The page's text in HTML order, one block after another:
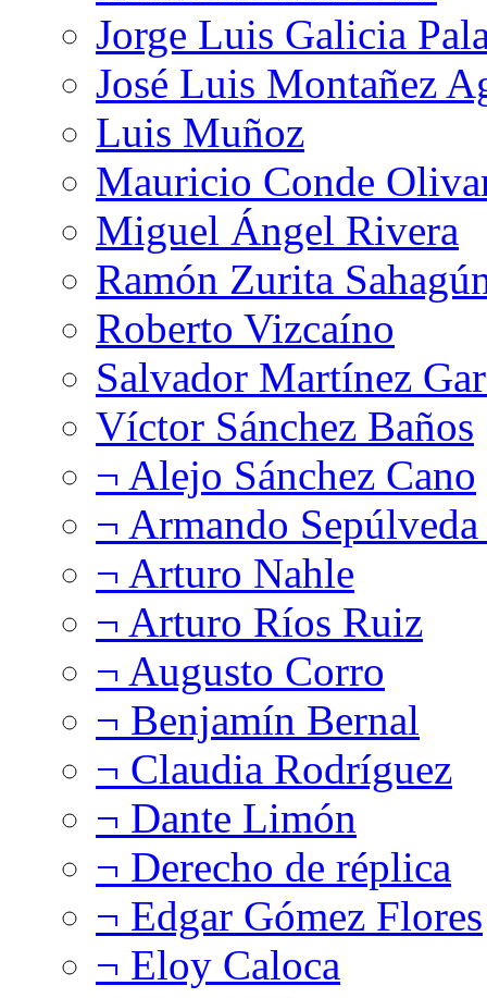
Jorge Luis Galicia
José Luis Montañez
Luis Muñoz
Mauricio Conde
Miguel Ángel Rivera
Ramón Zurita
Roberto Vizcaíno
Salvador Martínez
Víctor Sánchez Baños
¬ Alejo Sánchez Cano
¬ Armando
¬ Arturo Nahle
¬ Arturo Ríos Ruiz
¬ Augusto Corro
¬ Benjamín Bernal
¬ Claudia Rodríguez
¬ Dante Limón
¬ Derecho de réplica
¬ Edgar Gómez Flores
¬ Eloy Caloca